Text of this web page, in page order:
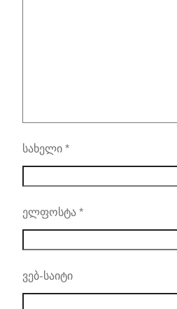
სახელი *
ელფოსტა *
ვებ-საიტი